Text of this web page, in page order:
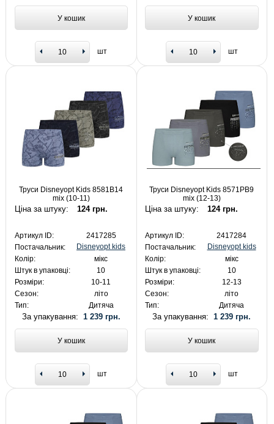
У кошик
шт
У кошик
шт
Труси Disneyopt Kids 8581B14
mix (10-11)
Ціна за штуку: 124 грн.
Артикул ID:
2417285
Постачальник:
Disneyopt kids
Колір:
мікс
Штук в упаковці:
10
Розміри:
10-11
Сезон:
літо
Тип:
Дитяча
За упакування: 1 239 грн.
У кошик
шт
Труси Disneyopt Kids 8571PB9
mix (12-13)
Ціна за штуку: 124 грн.
Артикул ID:
2417284
Постачальник:
Disneyopt kids
Колір:
мікс
Штук в упаковці:
10
Розміри:
12-13
Сезон:
літо
Тип:
Дитяча
За упакування:1 239 грн.
У кошик
шт